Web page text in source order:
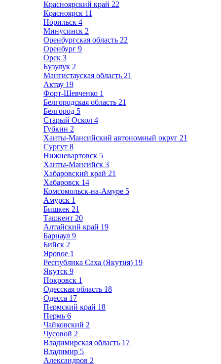
Красноярский край 22
Красноярск 11
Норильск 4
Минусинск 2
Оренбургская область 22
Оренбург 9
Орск 3
Бузулук 2
Мангистауская область 21
Актау 19
Форт-Шевченко 1
Белгородская область 21
Белгород 5
Старый Оскол 4
Губкин 2
Ханты-Мансийский автономный округ 21
Сургут 8
Нижневартовск 5
Ханты-Мансийск 3
Хабаровский край 21
Хабаровск 14
Комсомольск-на-Амуре 5
Амурск 1
Бишкек 21
Ташкент 20
Алтайский край 19
Барнаул 9
Бийск 2
Яровое 1
Республика Саха (Якутия) 19
Якутск 9
Покровск 1
Одесская область 18
Одесса 17
Пермский край 18
Пермь 6
Чайковский 2
Чусовой 2
Владимирская область 17
Владимир 5
Александров 2